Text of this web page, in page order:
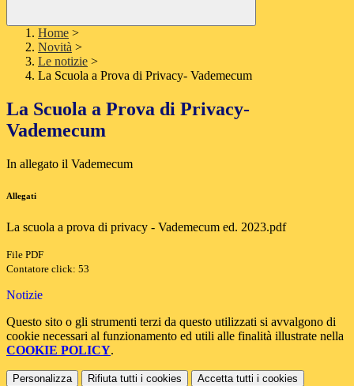
Home >
Novità >
Le notizie >
La Scuola a Prova di Privacy- Vademecum
La Scuola a Prova di Privacy-
Vademecum
In allegato il Vademecum
Allegati
La scuola a prova di privacy - Vademecum ed. 2023.pdf
File PDF
Contatore click: 53
Notizie
Questo sito o gli strumenti terzi da questo utilizzati si avvalgono di
cookie necessari al funzionamento ed utili alle finalità illustrate nella
COOKIE POLICY.
Personalizza Rifiuta tutti i cookies Accetta tutti i cookies